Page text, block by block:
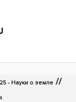
25 - Науки о земле //